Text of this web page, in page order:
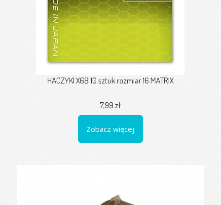
HACZYKI X6B 10 sztuk rozmiar 16 MATRIX
7,99 zł
Zobacz więcej